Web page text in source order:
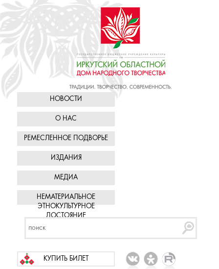
НОВОСТИ
О НАС
РЕМЕСЛЕННОЕ ПОДВОРЬЕ
ИЗДАНИЯ
МЕДИА
НЕМАТЕРИАЛЬНОЕ
ЭТНОКУЛЬТУРНОЕ
ДОСТОЯНИЕ
КУПИТЬ БИЛЕТ